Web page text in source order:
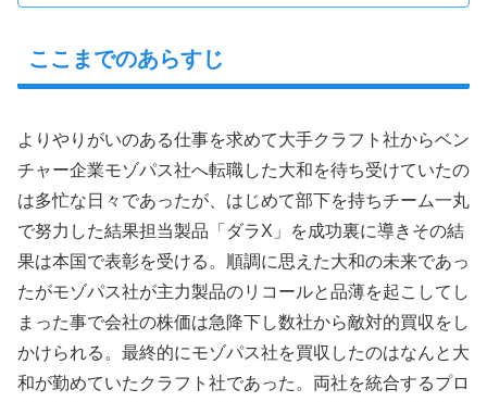
ここまでのあらすじ
よりやりがいのある仕事を求めて大手クラフト社からベン
チャー企業モゾパス社へ転職した大和を待ち受けていたの
は多忙な日々であったが、はじめて部下を持ちチーム一丸
で努力した結果担当製品「ダラX」を成功裏に導きその結
果は本国で表彰を受ける。順調に思えた大和の未来であっ
たがモゾパス社が主力製品のリコールと品薄を起こしてし
まった事で会社の株価は急降下し数社から敵対的買収をし
かけられる。最終的にモゾパス社を買収したのはなんと大
和が勤めていたクラフト社であった。両社を統合するプロ